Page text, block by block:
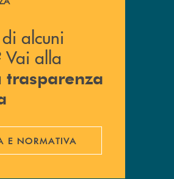
alcuni
Vai alla
trasparenza
E NORMATIVA